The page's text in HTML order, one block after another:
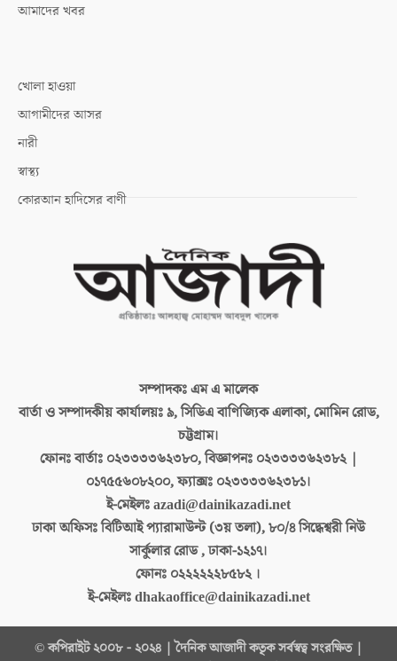
আমাদের খবর
খোলা হাওয়া
আগামীদের আসর
নারী
স্বাস্থ্য
কোরআন হাদিসের বাণী
সম্পাদকঃএম এ মালেক
বার্তা ও সম্পাদকীয় কার্যালয়ঃ৯, সিডিএ বাণিজ্যিক এলাকা, মোমিন রোড,
চট্টগ্রাম।
ফোনঃ বার্তাঃ ০২৩৩৩৩৬২৩৮০, বিজ্ঞাপনঃ ০২৩৩৩৩৬২৩৮২ |
০১৭৫৫৬০৮২০০, ফ্যাক্সঃ ০২৩৩৩৩৬২৩৮১।
ই-মেইলঃazadi@dainikazadi.net
ঢাকা অফিসঃবিটিআই প্যারামাউন্ট (৩য় তলা), ৮০/৪ সিদ্ধেশ্বরী নিউ
সার্কুলার রোড , ঢাকা-১২১৭।
ফোনঃ ০২২২২২২৮৫৮২ ।
ই-মেইলঃdhakaoffice@dainikazadi.net
© কপিরাইট ২০০৮ - ২০২৪ | দৈনিক আজাদী কতৃক সর্বস্বত্ব সংরক্ষিত |